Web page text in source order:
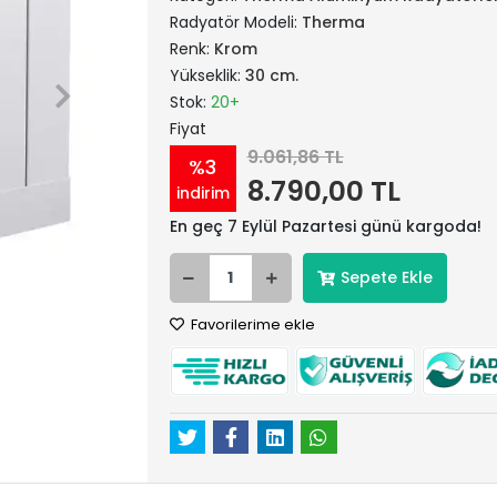
Radyatör Modeli: Therma
Renk: Krom
Yükseklik: 30 cm.
Stok: 20+
Fiyat
%3
indirim
9.061,86 TL
8.790,00 TL
En geç 7 Eylül Pazartesi günü kargoda!
Sepete Ekle
Favorilerime ekle